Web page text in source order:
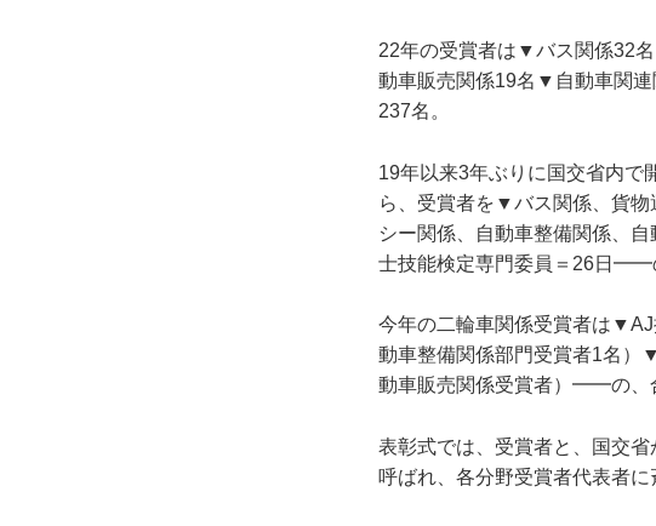
22年の受賞者は▼バス関係32
動車販売関係19名▼自動車関
237名。
19年以来3年ぶりに国交省内で
ら、受賞者を▼バス関係、貨
シー関係、自動車整備関係、
士技能検定専門委員＝26日━━
今年の二輪車関係受賞者は
動車整備関係部門受賞者1名）
動車販売関係受賞者）━━の、
表彰式では、受賞者と、国交
呼ばれ、各分野受賞者代表者に